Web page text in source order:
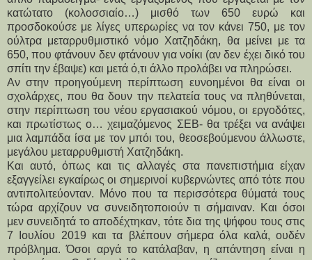
κατώτατο (κολοσσιαίο…) μισθό των 650 ευρώ και
προσδοκούσε με λίγες υπερωρίες να τον κάνει 750, με τον
ούλτρα μεταρρυθμιστικό νόμο Χατζηδάκη, θα μείνει με τα
650, που φτάνουν δεν φτάνουν για νοίκι (αν δεν έχει δικό του
σπίτι την έβαψε) και μετά ό,τι άλλο προλάβει να πληρώσει.
Αν στην προηγούμενη περίπτωση ευνοημένοι θα είναι οι
σχολάρχες, που θα δουν την πελατεία τους να πληθύνεται,
στην περίπτωση του νέου εργασιακού νόμου, οι εργοδότες,
και πρωτίστως ο… χειμαζόμενος ΣΕΒ- θα τρέξει να ανάψει
μια λαμπάδα ίσα με τον μπόι του, θεοσεβούμενου άλλωστε,
μεγάλου μεταρρυθμιστή Χατζηδάκη.
Και αυτό, όπως και τις αλλαγές στα πανεπιστήμια είχαν
εξαγγείλει εγκαίρως οι σημερινοί κυβερνώντες από τότε που
αντιπολιτεύονταν. Μόνο που τα περισσότερα θύματά τους
τώρα αρχίζουν να συνειδητοποιούν τι σήμαιναν. Και όσοι
μεν συνειδητά το αποδέχτηκαν, τότε δια της ψήφου τους στις
7 Ιουλίου 2019 και τα βλέπουν σήμερα όλα καλά, ουδέν
πρόβλημα. Όσοι αργά το κατάλαβαν, η απάντηση είναι η